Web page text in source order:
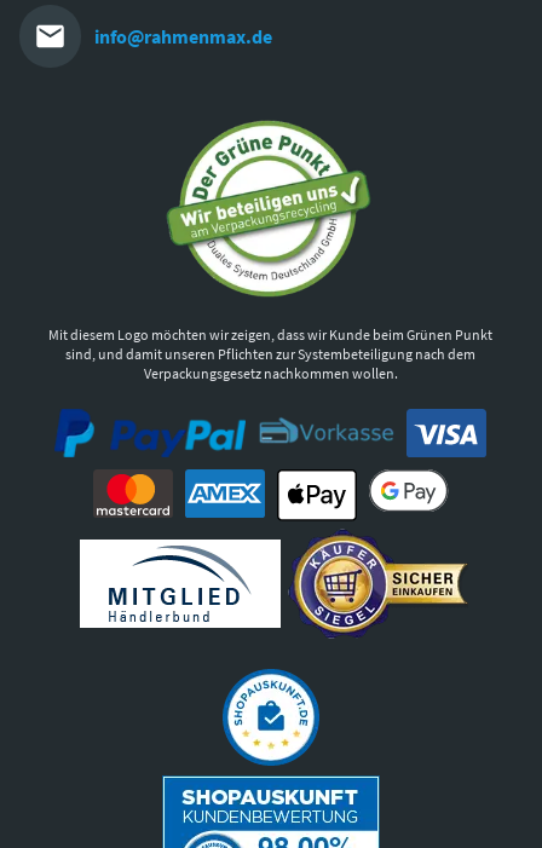
info@rahmenmax.de
Mit diesem Logo möchten wir zeigen, dass wir Kunde beim Grünen Punkt
sind, und damit unseren Pflichten zur Systembeteiligung nach dem
Verpackungsgesetz nachkommen wollen.